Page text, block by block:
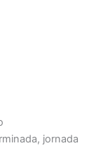
jornada